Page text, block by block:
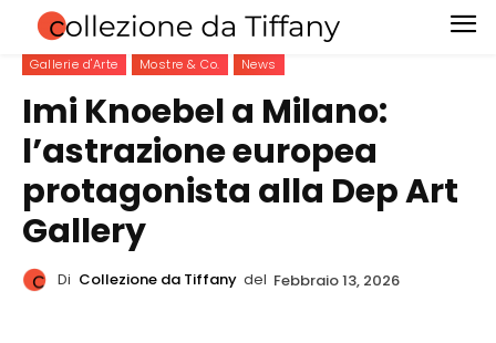
Gallerie d'Arte Mostre & Co. News
Imi Knoebel a Milano:
l’astrazione europea
protagonista alla Dep Art
Gallery
Di Collezione da Tiffany del Febbraio 13, 2026